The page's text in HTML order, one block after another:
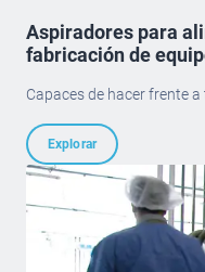
Aspiradores para
fabricación de
Capaces de hacer frente
Explorar